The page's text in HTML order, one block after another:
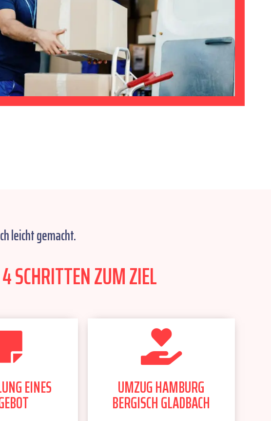
leicht gemacht.
SCHRITTEN ZUM ZIEL
EINES UMZUG HAMBURG
BERGISCH GLADBACH